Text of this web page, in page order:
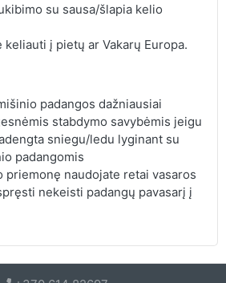
su sausa/šlapia kelio
keliauti į pietų ar Vakarų Europa.
padangos dažniausiai
stabdymo savybėmis jeigu
sniegu/ledu lyginant su
padangomis
priemonę naudojate retai vasaros
nekeisti padangų pavasarį į